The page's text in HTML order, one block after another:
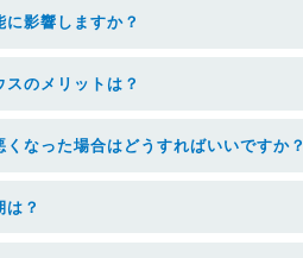
影響しますか？
のメリットは？
なった場合はどうすればいいですか？
？